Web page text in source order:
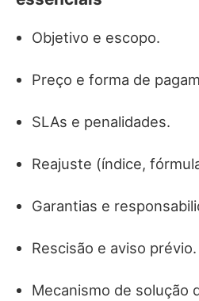
Objetivo e escopo.
Preço e forma de
SLAs e penalidades.
Reajuste (índice,
Garantias e
Rescisão e aviso prévio.
Mecanismo de solução